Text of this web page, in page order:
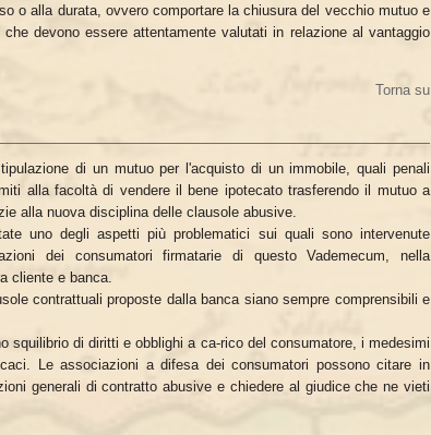
o alla durata, ovvero comportare la chiusura del vecchio mutuo e
devono essere attentamente valutati in relazione al vantaggio
Torna su
di un mutuo per l'acquisto di un immobile, quali penali
alla facoltà di vendere il bene ipotecato trasferendo il mutuo a
alla nuova disciplina delle clausole abusive.
uno degli aspetti più problematici sui quali sono intervenute
dei consumatori firmatarie di questo Vademecum, nella
cliente e banca.
contrattuali proposte dalla banca siano sempre comprensibili e
squilibrio di diritti e obblighi a ca-rico del consumatore, i medesimi
Le associazioni a difesa dei consumatori possono citare in
generali di contratto abusive e chiedere al giudice che ne vieti